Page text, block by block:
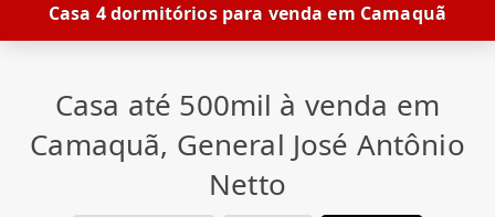
Casa 4 dormitórios para venda em Camaquã
Casa até 500mil à venda em
Camaquã, General José Antônio
Netto